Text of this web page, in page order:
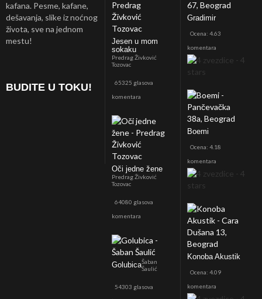
kafana. Pesme, kafane,
dešavanja, slike iz noćnog
života, sve na jednom
mestu!
BUDITE U TOKU!
Jesen u mom
sokaku
Predrag Živković
Tozovac
65325 glasova
komentara
Oči jedne žene
Predrag Živković
Tozovac
64080 glasova
komentara
GolubicaŠaban
Šaulić
54303 glasova
Gradimir
Ocena: 4.63
komentara
Boemi
Ocena: 4.18
komentara
Konoba Akustik
Ocena: 4.09
komentara